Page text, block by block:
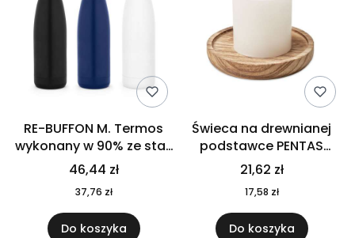
RE-BUFFON M. Termos
wykonany w 90% ze stali
nierdzewnej
pochodzącej z
recyklingu 520 ml 94294
46,44 zł
37,76 zł
Do koszyka
Świeca na drewnianej
podstawce PENTAS
MO6282-40
21,62 zł
17,58 zł
Do koszyka